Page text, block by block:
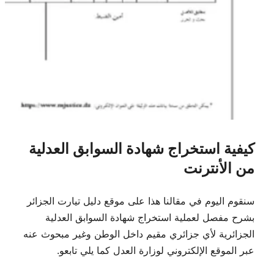
كيفية استخراج شهادة السوابق العدلية
من الأنترنت
سنقوم اليوم في مقالنا هذا على موقع دليل تيارت الجزائر
بشرح مفصل لعملية استخراج شهادة السوابق العدلية
الجزائرية لأي جزائري مقيم داخل الوطن وغير مبحوث عنه
عبر الموقع الإلكتروني لوزارة العدل كما يلي تابعو.